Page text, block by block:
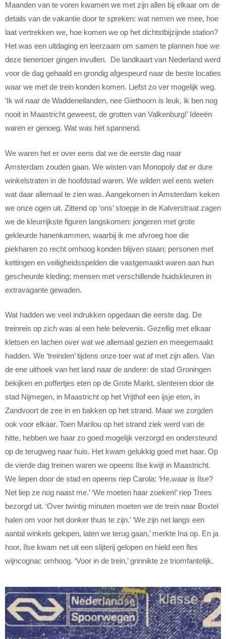
Maanden van te voren kwamen we met zijn allen bij elkaar om de
details van de vakantie door te spreken: wat nemen we mee, hoe
laat vertrekken we, hoe komen we op het dichtstbijzijnde station?
Het was een uitdaging en leerzaam om samen te plannen hoe we
deze tienertoer gingen invullen. De landkaart van Nederland werd
voor de dag gehaald en grondig afgespeurd naar de beste locaties
waar we met de trein konden komen. Liefst zo ver mogelijk weg.
‘Ik wil naar de Waddeneilanden, nee Giethoorn is leuk, ik ben nog
nooit in Maastricht geweest, de grotten van Valkenburg!’ Ideeën
waren er genoeg. Wat was het spannend.
We waren het er over eens dat we de eerste dag naar
Amsterdam zouden gaan. We wisten van Monopoly dat er dure
winkelstraten in de hoofdstad waren. We wilden wel eens weten
wat daar allemaal te zien was. Aangekomen in Amsterdam keken
we onze ogen uit. Zittend op ‘ons’ stoepje in de Kalverstraat zagen
we de kleurrijkste figuren langskomen: jongeren met grote
gekleurde hanenkammen, waarbij ik me afvroeg hoe die
piekharen zo recht omhoog konden blijven staan; personen met
kettingen en veiligheidsspelden die vastgemaakt waren aan hun
gescheurde kleding; mensen met verschillende huidskleuren in
extravagante gewaden.
Wat hadden we veel indrukken opgedaan die eerste dag. De
treinreis op zich was al een hele belevenis. Gezellig met elkaar
kletsen en lachen over wat we allemaal gezien en meegemaakt
hadden. We ‘treinden’ tijdens onze toer wat af met zijn allen. Van
de ene uithoek van het land naar de andere: de stad Groningen
bekijken en poffertjes eten op de Grote Markt, slenteren door de
stad Nijmegen, in Maastricht op het Vrijthof een ijsje eten, in
Zandvoort de zee in en bakken op het strand. Maar we zorgden
ook voor elkaar. Toen Marilou op het strand ziek werd van de
hitte, hebben we haar zo goed mogelijk verzorgd en ondersteund
op de terugweg naar huis. Het kwam gelukkig goed met haar. Op
de vierde dag treinen waren we opeens Ilse kwijt in Maastricht.
We liepen door de stad en opeens riep Carola: ‘He,waar is Ilse?
Net liep ze nog naast me.’ ‘We moeten haar zoeken!’ riep Trees
bezorgd uit. ‘Over twintig minuten moeten we de trein naar Boxtel
halen om voor het donker thuis te zijn.’ ‘We zijn net langs een
aantal winkels gelopen, laten we terug gaan,’ merkte Ina op. En ja
hoor, Ilse kwam net uit een slijterij gelopen en hield een fles
wijncognac omhoog. ‘Voor in de trein,’ grinnikte ze triomfantelijk.